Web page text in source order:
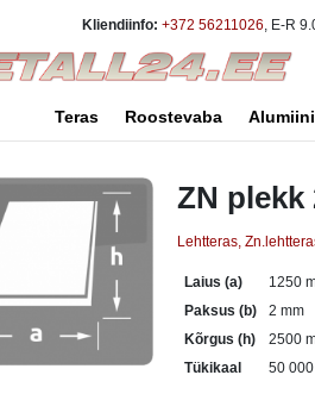
Kliendiinfo: +372 56211026, E-R
Teras Roostevaba
ZN plekk
Lehtteras,
Laius (a)
1250
Paksus (b)
2 mm
Kõrgus (h)
2500
Tükikaal
50 000